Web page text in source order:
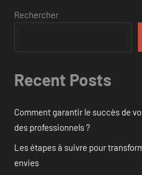
Rechercher
Recent Posts
Comment garantir le succès de
des professionnels ?
Les étapes à suivre pour
envies